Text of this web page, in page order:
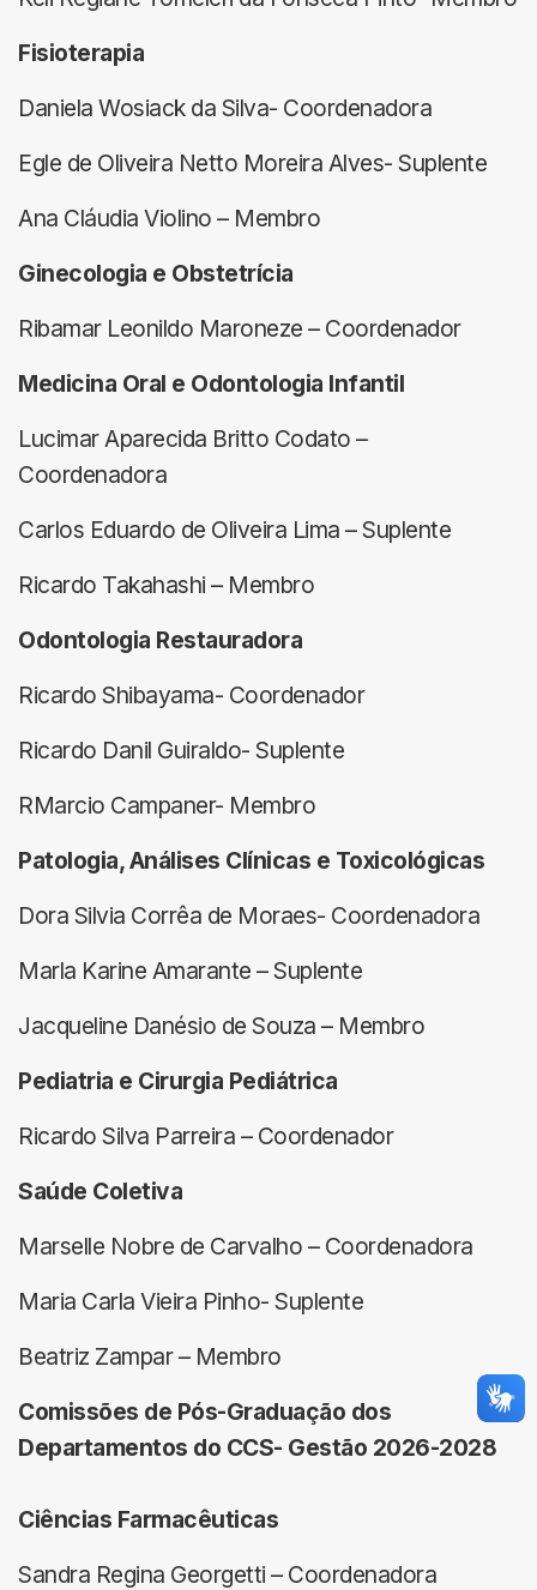
Fisioterapia
Daniela Wosiack da Silva- Coordenadora
Egle de Oliveira Netto Moreira Alves- Suplente
Ana Cláudia Violino – Membro
Ginecologia e Obstetrícia
Ribamar Leonildo Maroneze – Coordenador
Medicina Oral e Odontologia Infantil
Lucimar Aparecida Britto Codato –
Coordenadora
Carlos Eduardo de Oliveira Lima – Suplente
Ricardo Takahashi – Membro
Odontologia Restauradora
Ricardo Shibayama- Coordenador
Ricardo Danil Guiraldo- Suplente
RMarcio Campaner- Membro
Patologia, Análises Clínicas e Toxicológicas
Dora Silvia Corrêa de Moraes- Coordenadora
Marla Karine Amarante – Suplente
Jacqueline Danésio de Souza – Membro
Pediatria e Cirurgia Pediátrica
Ricardo Silva Parreira – Coordenador
Saúde Coletiva
Marselle Nobre de Carvalho – Coordenadora
Maria Carla Vieira Pinho- Suplente
Beatriz Zampar – Membro
Comissões de Pós-Graduação dos
Departamentos do CCS- Gestão 2026-2028
Ciências Farmacêuticas
Sandra Regina Georgetti – Coordenadora